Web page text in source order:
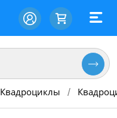
Квадроциклы /